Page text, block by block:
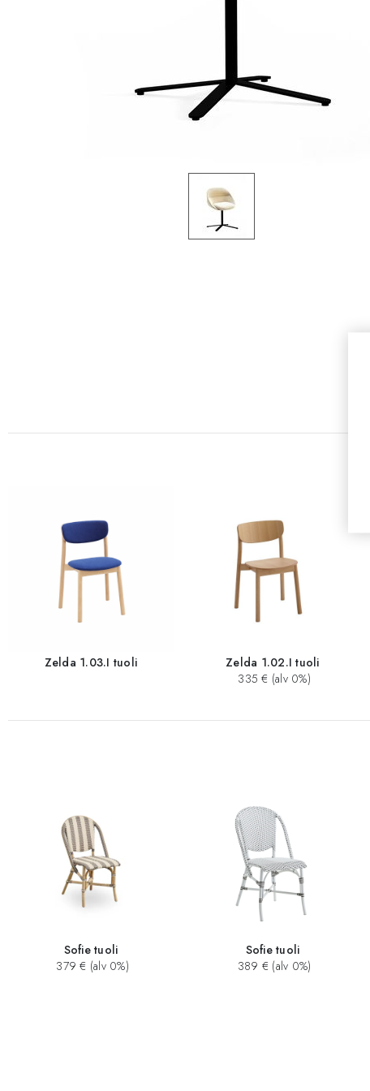
Zelda 1.03.I tuoli
Zelda 1.02.I tuoli
335 € (alv 0%)
Sofie tuoli
379 € (alv 0%)
Sofie tuoli
389 € (alv 0%)